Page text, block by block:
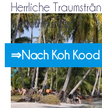
Herrliche
Naturfreunde
⇒Nach Koh Kood